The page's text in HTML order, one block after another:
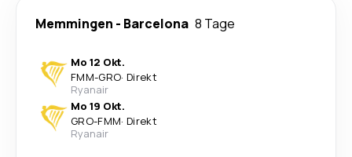
Memmingen - Barcelona 8 Tage
Mo 12 Okt.
FMM-GRO· Direkt
Ryanair
Mo 19 Okt.
GRO-FMM· Direkt
Ryanair